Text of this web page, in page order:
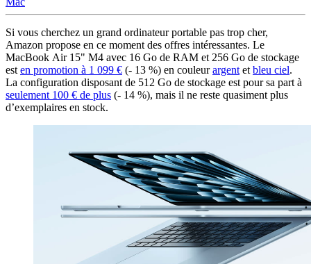
Si vous cherchez un grand ordinateur portable pas trop cher,
Amazon propose en ce moment des offres intéressantes. Le
MacBook Air 15" M4 avec 16 Go de RAM et 256 Go de stockage
est en promotion à 1 099 € (- 13 %) en couleurargent et bleu ciel.
La configuration disposant de 512 Go de stockage est pour sa part à
seulement 100 € de plus (- 14 %), mais il ne reste quasiment plus
d’exemplaires en stock.